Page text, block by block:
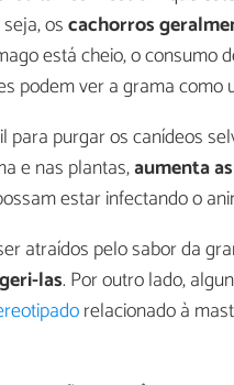
oscachorros
está cheio, o consumo
podem ver a grama como
purgar os canídeos
e nas plantas,aumenta
estar infectando o
atraídos pelo sabor da
las. Por outro lado,
relacionado à